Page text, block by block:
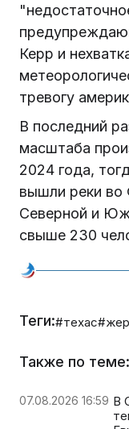
Керр и
тревогу
В последний
масштаба
2024 года,
вышли реки
Северной и
свыше 230
Теги:#техас
Также по теме:
07.08.2026 16:59 В